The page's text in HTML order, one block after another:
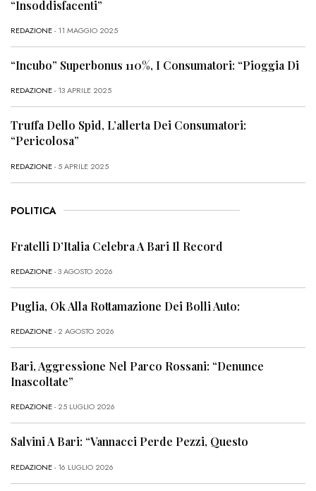
“Insoddisfacenti”
REDAZIONE- 11 MAGGIO 2025
“Incubo” Superbonus 110%, I Consumatori: “Pioggia Di
REDAZIONE- 13 APRILE 2025
Truffa Dello Spid, L’allerta Dei Consumatori:
“Pericolosa”
REDAZIONE- 5 APRILE 2025
POLITICA
Fratelli D’Italia Celebra A Bari Il Record
REDAZIONE- 3 AGOSTO 2026
Puglia, Ok Alla Rottamazione Dei Bolli Auto:
REDAZIONE- 2 AGOSTO 2026
Bari, Aggressione Nel Parco Rossani: “Denunce
Inascoltate”
REDAZIONE- 25 LUGLIO 2026
Salvini A Bari: “Vannacci Perde Pezzi, Questo
REDAZIONE- 16 LUGLIO 2026